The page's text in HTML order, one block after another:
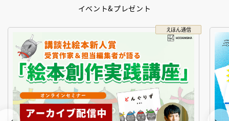
イベント&プレゼント
えほん通信